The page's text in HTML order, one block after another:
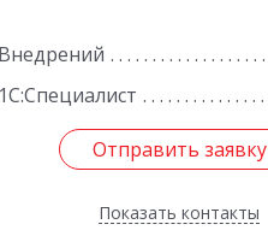
Внедрений
1С:Специалист
Отправить заявку
Показать контакты
Отправить заявку
Назад